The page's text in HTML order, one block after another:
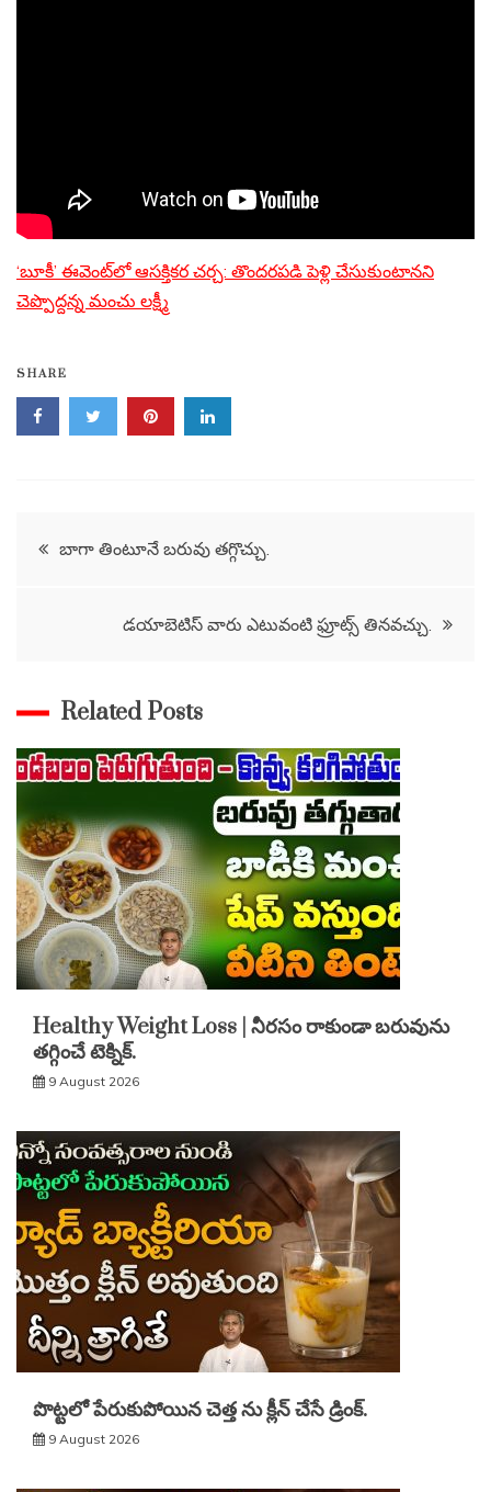
‘బూకీ’ ఈవెంట్‌లో ఆసక్తికర చర్చ: తొందరపడి పెళ్లి చేసుకుంటానని
చెప్పొద్దన్న మంచు లక్ష్మీ
SHARE
Post
బాగా తింటూనే బరువు తగ్గొచ్చు.
డయాబెటిస్ వారు ఎటువంటి ఫ్రూట్స్ తినవచ్చు.
Related Posts
Healthy Weight Loss | నీరసం రాకుండా బరువును
తగ్గించే టెక్నిక్.
9 August 2026
పొట్టలో పేరుకుపోయిన చెత్త ను క్లీన్ చేసే డ్రింక్.
9 August 2026